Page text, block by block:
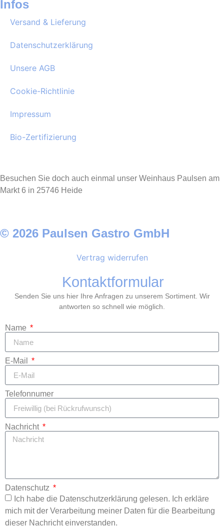
Infos
Versand & Lieferung
Datenschutzerklärung
Unsere AGB
Cookie-Richtlinie
Impressum
Bio-Zertifizierung
Besuchen Sie doch auch einmal unser Weinhaus Paulsen am
Markt 6 in 25746 Heide
© 2026 Paulsen Gastro GmbH
Vertrag widerrufen
Kontaktformular
Senden Sie uns hier Ihre Anfragen zu unserem Sortiment. Wir
antworten so schnell wie möglich.
Name
E-Mail
Telefonnumer
Nachricht
Datenschutz
Ich habe die Datenschutzerklärung gelesen. Ich erkläre
mich mit der Verarbeitung meiner Daten für die Bearbeitung
dieser Nachricht einverstanden.